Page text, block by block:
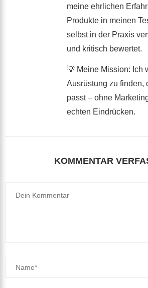
meine ehrlichen
Produkte in meinen
selbst in der Praxis
und kritisch bewertet.
💡 Meine Mission: Ich
Ausrüstung zu finden,
passt – ohne
echten Eindrücken.
KOMMENTAR